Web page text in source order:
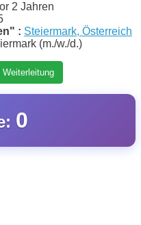
2 Jahren
: Steiermark, Österreich
(m./w./d.)
0